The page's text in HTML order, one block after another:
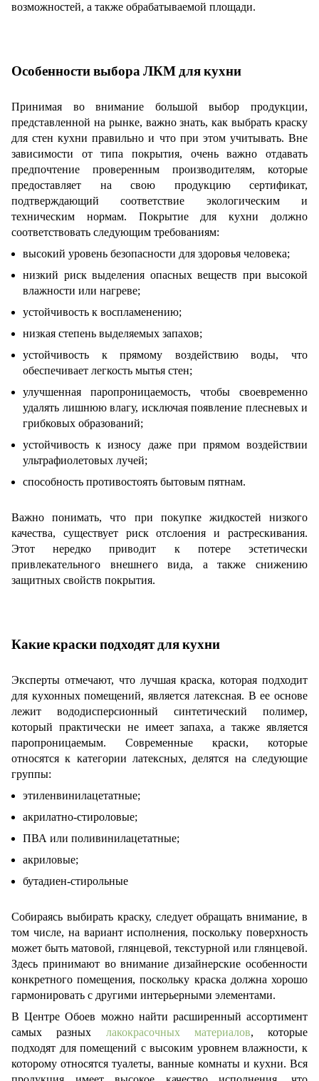
возможностей, а также обрабатываемой площади.
Особенности выбора ЛКМ для кухни
Принимая во внимание большой выбор продукции,
представленной на рынке, важно знать, как выбрать краску
для стен кухни правильно и что при этом учитывать. Вне
зависимости от типа покрытия, очень важно отдавать
предпочтение проверенным производителям, которые
предоставляет на свою продукцию сертификат,
подтверждающий соответствие экологическим и
техническим нормам. Покрытие для кухни должно
соответствовать следующим требованиям:
высокий уровень безопасности для здоровья человека;
низкий риск выделения опасных веществ при высокой
влажности или нагреве;
устойчивость к воспламенению;
низкая степень выделяемых запахов;
устойчивость к прямому воздействию воды, что
обеспечивает легкость мытья стен;
улучшенная паропроницаемость, чтобы своевременно
удалять лишнюю влагу, исключая появление плесневых и
грибковых образований;
устойчивость к износу даже при прямом воздействии
ультрафиолетовых лучей;
способность противостоять бытовым пятнам.
Важно понимать, что при покупке жидкостей низкого
качества, существует риск отслоения и растрескивания.
Этот нередко приводит к потере эстетически
привлекательного внешнего вида, а также снижению
защитных свойств покрытия.
Какие краски подходят для кухни
Эксперты отмечают, что лучшая краска, которая подходит
для кухонных помещений, является латексная. В ее основе
лежит вододисперсионный синтетический полимер,
который практически не имеет запаха, а также является
паропроницаемым. Современные краски, которые
относятся к категории латексных, делятся на следующие
группы:
этиленвинилацетатные;
акрилатно-стироловые;
ПВА или поливинилацетатные;
акриловые;
бутадиен-стирольные
Собираясь выбирать краску, следует обращать внимание, в
том числе, на вариант исполнения, поскольку поверхность
может быть матовой, глянцевой, текстурной или глянцевой.
Здесь принимают во внимание дизайнерские особенности
конкретного помещения, поскольку краска должна хорошо
гармонировать с другими интерьерными элементами.
В Центре Обоев можно найти расширенный ассортимент
самых разных лакокрасочных материалов, которые
подходят для помещений с высоким уровнем влажности, к
которому относятся туалеты, ванные комнаты и кухни. Вся